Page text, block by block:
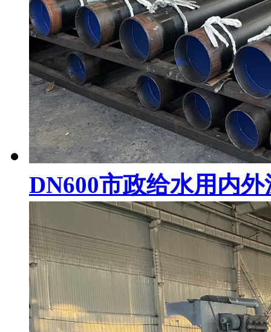
DN600市政给水用内